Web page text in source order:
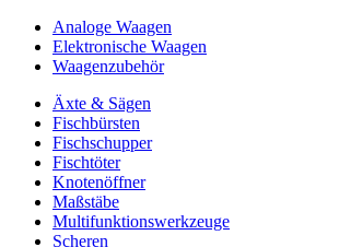
Analoge Waagen
Elektronische Waagen
Waagenzubehör
Äxte & Sägen
Fischbürsten
Fischschupper
Fischtöter
Knotenöffner
Maßstäbe
Multifunktionswerkzeuge
Scheren